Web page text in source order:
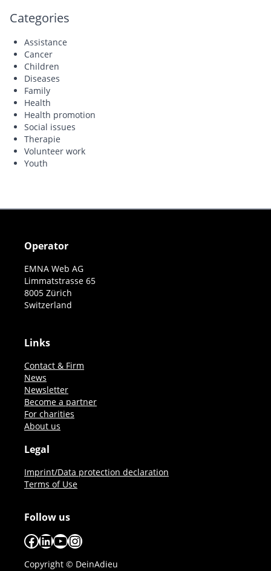
Categories
Assistance
Cancer
Children
Diseases
Family
Health
Health promotion
Social issues
Therapie
Volunteer work
Youth
Operator
EMNA Web AG
Limmatstrasse 65
8005 Zürich
Switzerland
Links
Contact & Firm
News
Newsletter
Become a partner
For charities
About us
Legal
Imprint/Data protection declaration
Terms of Use
Follow us
Facebook
LinkedIn
YouTube
Instagram
Copyright © DeinAdieu